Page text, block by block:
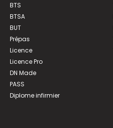
BTS
BTSA
BUT
Prépas
Licence
Licence Pro
DN Made
PASS
Diplome infirmier